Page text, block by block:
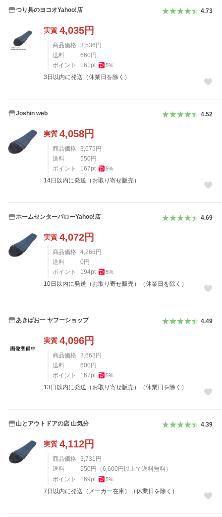
つり具のヨコオYahoo!店 4.73
実質 4,035円
商品価格 3,536 円
送料
660 円
ポイント
161pt 5%
3日以内に発送（休業日を除く）
Joshin web 4.52
実質 4,058円
商品価格 3,675 円
送料
550 円
ポイント
167pt 5%
14日以内に発送（お取り寄せ販売）
ホームセンターバローYahoo!店 4.69
実質 4,072円
商品価格 4,266 円
送料
0 円
ポイント
194pt 5%
10日以内に発送（お取り寄せ販売）（休業日を除く）
あきばおー ヤフーショップ 4.49
実質 4,096円
商品価格 3,663 円
送料
600 円
ポイント
167pt 5%
13日以内に発送（お取り寄せ販売）（休業日を除く）
山とアウトドアの店 山気分 4.39
実質 4,112円
商品価格 3,731 円
送料
550 円 （6,600 円以上で送料無料）
ポイント
169pt 5%
7日以内に発送（メーカー在庫）（休業日を除く）